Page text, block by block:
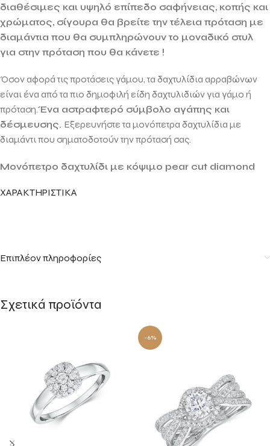
διαθέσιμες και υψηλό επίπεδο σαφήνειας, κοπής και
χρώματος, σίγουρα θα βρείτε την τέλεια πρόταση με
διαμάντια που θα συμπληρώνουν το μοναδικό στυλ
για στην πρόταση που θα κάνετε !
Όσον αφορά τις προτάσεις γάμου, τα δαχτυλίδια αρραβώνων
είναι ένα από τα πιο δημοφιλή είδη δαχτυλιδιών για γάμο ή
πρόταση.Ένα αστραφτερό σύμβολο αγάπης και
δέσμευσης. Εξερευνήστε τα μονόπετρα δαχτυλίδια με
διαμάντι που σηματοδοτούν την πρότασή σας.
Μονόπετρο δαχτυλίδι με κόψιμο pear cut diamond
ΧΑΡΑΚΤΗΡΙΣΤΙΚΑ
Επιπλέον πληροφορίες
Σχετικά προϊόντα
-6%